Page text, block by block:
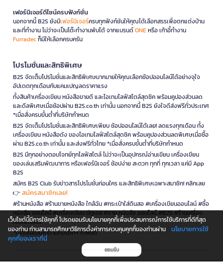
เฟอร์นิเจอร์ดีไซน์ครบฟังก์ชั่น
นอกจากนี้ B2S ยังมีเฟอร์นิเจอร์ครบทุกฟังก์ชันให้คุณได้เลือกสรรเพื่อตกแต่งบ้าน
และที่ทำงาน ไม่ว่าจะเป็นโต๊ะทำงานพับได้ จากแบรนด์ONEหรือ เก้าอี้ทำงาน
Furradecก็มีให้เลือกครบครัน
โปรโมชั่นและสิทธิพิเศษ
B2S จัดเต็มโปรโมชั่นและสิทธิพิเศษมากมายให้คุณเลือกช้อปออนไลน์ได้อย่างจุใจ
อัปเดตทุกเดือนกับแคมเปญลดราคาแรง
ทั้งสินค้าเครื่องเขียน หนังสือขายดี และไอเทมไลฟ์สไตล์สุดชิค พร้อมคูปองส่วนลด
และดีลพิเศษเมื่อช้อปผ่าน B2S.co.th เท่านั้น นอกจากนี้ B2S ยังใจดีส่งฟรีทั่วประเทศ
*เมื่อสั่งครบขั้นต่ำที่บริษัทกำหนด
B2S จัดเต็มโปรโมชั่นและสิทธิพิเศษเพียบ ช้อปออนไลน์ได้เลย! ลดแรงทุกเดือน ทั้ง
เครื่องเขียน หนังสือดัง ของไอเทมไลฟ์สไตล์สุดชิค พร้อมคูปองส่วนลดพิเศษเมื่อซื้อ
ผ่าน B2S.co.th เท่านั้น และส่งฟรีทั่วไทย *เมื่อสั่งครบขั้นต่ำที่บริษัทกำหนด
B2S มีทุกอย่างตอบโจทย์ทุกไลฟ์สไตล์ ไม่ว่าจะเป็นอุปกรณ์อ่านเขียน เครื่องเขียน
ของเล่นเสริมพัฒนาการ หรือเฟอร์นิเจอร์ ช้อปง่าย สะดวก ทุกที่ ทุกเวลา แค่มี App
B2S
สมัคร B2S Club รับข่าวสารโปรโมชั่นก่อนใคร และสิทธิพิเศษเฉพาะสมาชิก! คลิกเลย
👉 สมัครสมาชิกเลย!
#ร้านหนังสือ #ร้านขายหนังสือ ใกล้ฉัน #กระเป๋าใส่ดินสอ #เครื่องเขียนออนไลน์ #ซื้อ
หนังสือ ออนไลน์ #เครื่องเขียน บีทูเอส #ขาย หนังสือ ออนไลน์ #B2S #ร้านเครื่อง
เขียนใกล้ฉัน
*เงื่อนไขเป็นไปตามที่บริษัทฯ กำหนด
เว็บไซต์นี้มีการใช้คุกกี้ โปรดยอมรับนโยบายคุกกี้เพื่อประสบการณ์การใช้บริการที่ดีที่สุด
ของท่าน ท่านสามารถศึกษาวิธีการตั้งค่าการควบคุมคุกกี้ของท่านผ่าน
นโยบายการใช้
คุกกี้ของเราที่นี่
ยอมรับ